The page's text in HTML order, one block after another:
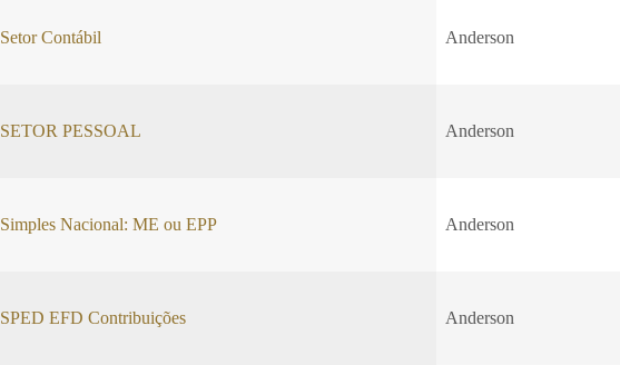
Setor Contábil Anderson
SETOR PESSOAL Anderson
Simples Nacional: ME ou EPP Anderson
SPED EFD Contribuições Anderson